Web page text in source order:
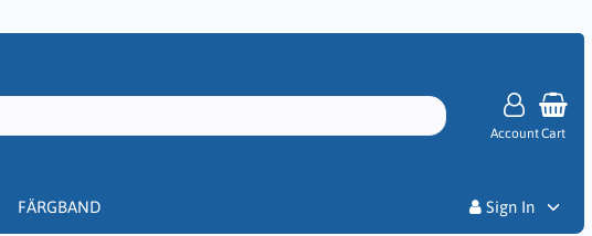
AccountCart
FÄRGBAND
Sign In